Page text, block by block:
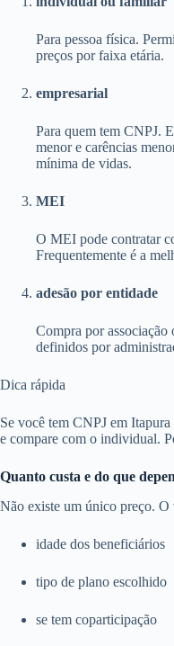
Para pessoa física.
preços por faixa etária.
empresarial
Para quem tem CNPJ.
menor e carências
mínima de vidas.
MEI
O MEI pode contratar
Frequentemente é a
adesão por entidade
Compra por associação
definidos por
Dica rápida
Se você tem CNPJ em
e compare com o individual.
Quanto custa e do que
Não existe um único preço. O
idade dos beneficiários
tipo de plano escolhido
se tem coparticipação